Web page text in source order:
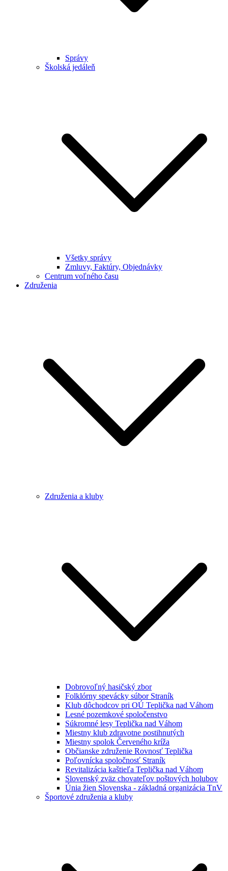
Správy
Školská jedáleň
Všetky správy
Zmluvy, Faktúry, Objednávky
Centrum voľného času
Združenia
Združenia a kluby
Dobrovoľný hasičský zbor
Folklórny spevácky súbor Straník
Klub dôchodcov pri OÚ Teplička nad Váhom
Lesné pozemkové spoločenstvo
Súkromné lesy Teplička nad Váhom
Miestny klub zdravotne postihnutých
Miestny spolok Červeného kríža
Občianske združenie Rovnosť Teplička
Poľovnícka spoločnosť Straník
Revitalizácia kaštieľa Teplička nad Váhom
Slovenský zväz chovateľov poštových holubov
Únia žien Slovenska - základná organizácia TnV
Športové združenia a kluby